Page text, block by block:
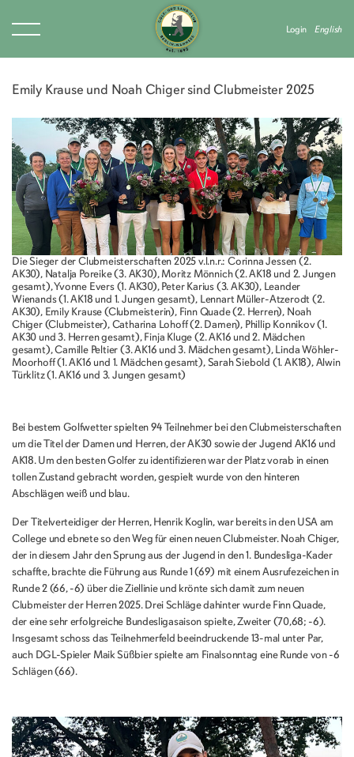
Login English
Emily Krause und Noah Chiger sind Clubmeister 2025
Die Sieger der Clubmeisterschaften 2025 v.l.n.r.: Corinna Jessen (2.
AK30), Natalja Poreike (3. AK30), Moritz Mönnich (2. AK18 und 2. Jungen
gesamt), Yvonne Evers (1. AK30), Peter Karius (3. AK30), Leander
Wienands (1. AK18 und 1. Jungen gesamt), Lennart Müller-Atzerodt (2.
AK30), Emily Krause (Clubmeisterin), Finn Quade (2. Herren), Noah
Chiger (Clubmeister), Catharina Lohoff (2. Damen), Phillip Konnikov (1.
AK30 und 3. Herren gesamt), Finja Kluge (2. AK16 und 2. Mädchen
gesamt), Camille Peltier (3. AK16 und 3. Mädchen gesamt), Linda Wöhler-
Moorhoff (1. AK16 und 1. Mädchen gesamt), Sarah Siebold (1. AK18), Alwin
Türklitz (1. AK16 und 3. Jungen gesamt)
Bei bestem Golfwetter spielten 94 Teilnehmer bei den Clubmeisterschaften
um die Titel der Damen und Herren, der AK30 sowie der Jugend AK16 und
AK18. Um den besten Golfer zu identifizieren war der Platz vorab in einen
tollen Zustand gebracht worden, gespielt wurde von den hinteren
Abschlägen weiß und blau.
Der Titelverteidiger der Herren, Henrik Koglin, war bereits in den USA am
College und ebnete so den Weg für einen neuen Clubmeister. Noah Chiger,
der in diesem Jahr den Sprung aus der Jugend in den 1. Bundesliga-Kader
schaffte, brachte die Führung aus Runde 1 (69) mit einem Ausrufezeichen in
Runde 2 (66, -6) über die Ziellinie und krönte sich damit zum neuen
Clubmeister der Herren 2025. Drei Schläge dahinter wurde Finn Quade,
der eine sehr erfolgreiche Bundesligasaison spielte, Zweiter (70,68; -6).
Insgesamt schoss das Teilnehmerfeld beeindruckende 13-mal unter Par,
auch DGL-Spieler Maik Süßbier spielte am Finalsonntag eine Runde von -6
Schlägen (66).